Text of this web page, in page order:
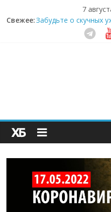
7
Свежее:Забудьте о скучных
которое видит вашу
Небо зовёт: как
Секрет
пребиотиками
здорового питания